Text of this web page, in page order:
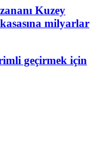
Kuzey
milyarlar
geçirmek için